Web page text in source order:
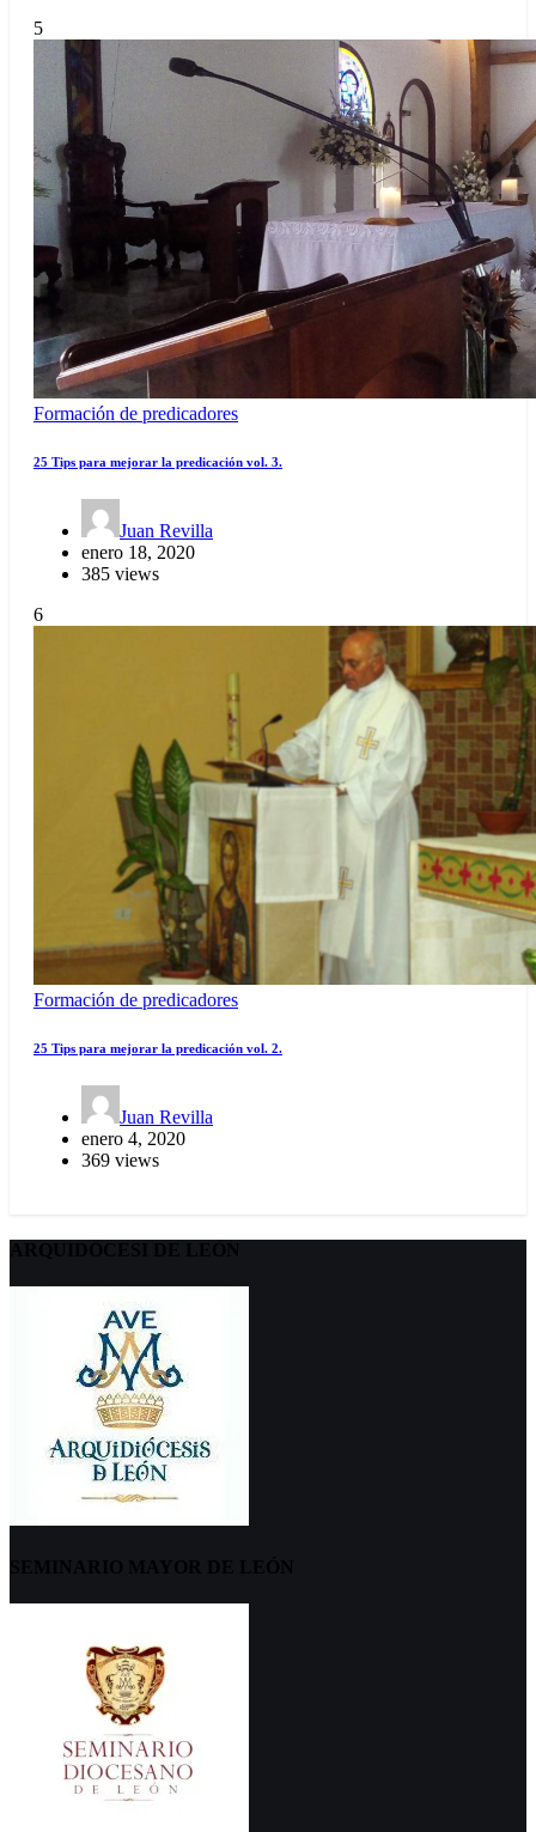
5
Formación de predicadores
25 Tips para mejorar la predicación vol. 3.
Juan Revilla
enero 18, 2020
385 views
6
Formación de predicadores
25 Tips para mejorar la predicación vol. 2.
Juan Revilla
enero 4, 2020
369 views
ARQUIDÖCESI DE LEÓN
SEMINARIO MAYOR DE LEÓN